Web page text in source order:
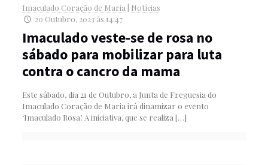
Imaculado Coração de Maria
Notícias
20 Outubro, 2023 às 14:47
Imaculado veste-se de rosa no
sábado para mobilizar para luta
contra o cancro da mama
Este sábado, dia 21 de Outubro, a Junta de Freguesia do
Imaculado Coração de Maria irá dinamizar o evento
‘Imaculado Rosa’. A iniciativa, que se realiza […]